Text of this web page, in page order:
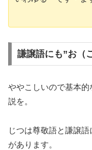
謙譲語にも”お（
ややこしいので基本
説を。
じつは尊敬語と謙譲
があります。